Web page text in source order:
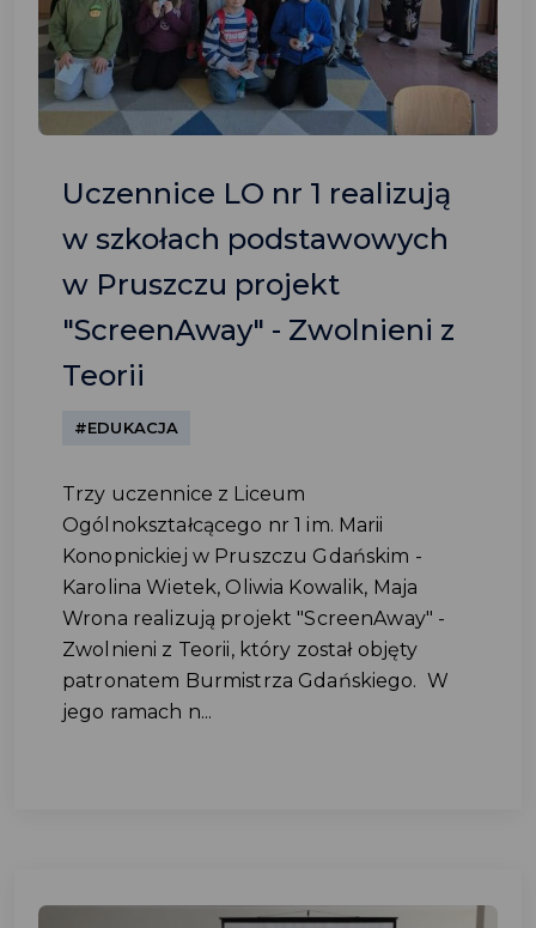
Uczennice LO nr 1 realizują
w szkołach podstawowych
w Pruszczu projekt
"ScreenAway" - Zwolnieni z
Teorii
#EDUKACJA
Trzy uczennice z Liceum
Ogólnokształcącego nr 1 im. Marii
Konopnickiej w Pruszczu Gdańskim -
Karolina Wietek, Oliwia Kowalik, Maja
Wrona realizują projekt "ScreenAway" -
Zwolnieni z Teorii, który został objęty
patronatem Burmistrza Gdańskiego. W
jego ramach n...